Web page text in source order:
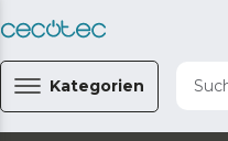
Kategorien